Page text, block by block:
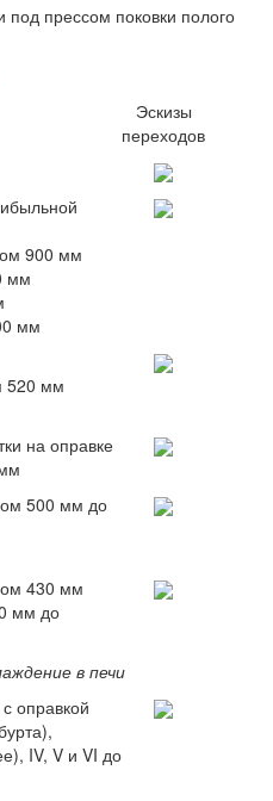
под прессом поковки полого
Эскизы
переходов
900 мм
мм
мм
520 мм
на оправке
500 мм до
430 мм
мм до
в печи
оправкой
IV, V и VI до